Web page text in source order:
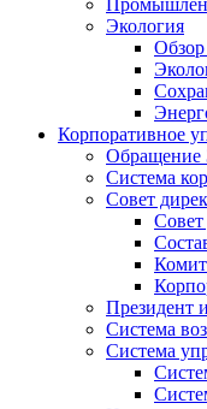
Экология
Обзор
Корпоративное
Обращение
Система
Совет
Совет
Президент
Система
Система